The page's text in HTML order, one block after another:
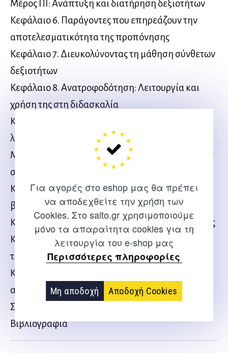
Για αγορές στο eshop μας θα πρέπει
να αποδεχθείτε την χρήση των
Cookies. Στο salto.gr χρησιμοποιούμε
μόνο τα απαραίτητα cookies για τη
λειτουργία του e-shop μας
Περισσότερες πληροφορίες
Μη αποδοχή Αποδοχή Cookies
Μέρος ΠΙ: Ανάπτυξη και διατήρηση δεξιοτήτων
Κεφάλαιο 6. Παράγοντες που επηρεάζουν την
αποτελεσματικότητα της προπόνησης
Κεφάλαιο 7. Διευκολύνοντας τη μάθηση σύνθετων
δεξιοτήτων
Κεφάλαιο 8. Ανατροφοδότηση: Λειτουργία και
χρήση της στη διδασκαλία
Κεφάλαιο 9. Ανάλυση δεξιοτήτων και διόρθωση
λαθών
Μέρος IV: Γνωστικές διεργασίες που συμμετέχουν
στις δεξιότητες
Κεφάλαιο 10. Χρήση νοερής απεικόνισης για τη
βελτίωση της απόδοσης
Κεφάλαιο 11. Μνήμη και διατήρηση της απόδοσης
Κεφάλαιο 12. Η προσοχή και οι παράμετροι που
την επηρεάζουν
Κεφάλαιο 13. Αντίληψη και μάθηση για γρήγορη
αντίδραση
Συμπεράσματα
Βιβλιογραφία